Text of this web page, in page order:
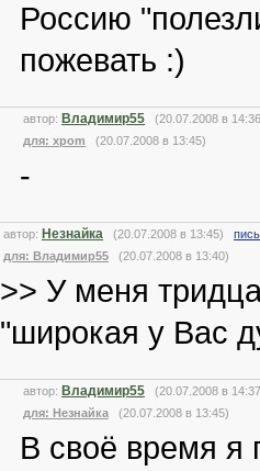
Россию
пожевать :)
автор: Владимир55 (20.07.2008 в
для: xpom (20.07.2008 в 13:45)
-
автор: Незнайка (20.07.2008 в 13:45)
для: Владимир55 (20.07.2008 в 13:40)
>> У меня
"широкая у Вас
автор: Владимир55 (20.07.2008 в
для: Незнайка (20.07.2008 в 13:45)
В своё время я